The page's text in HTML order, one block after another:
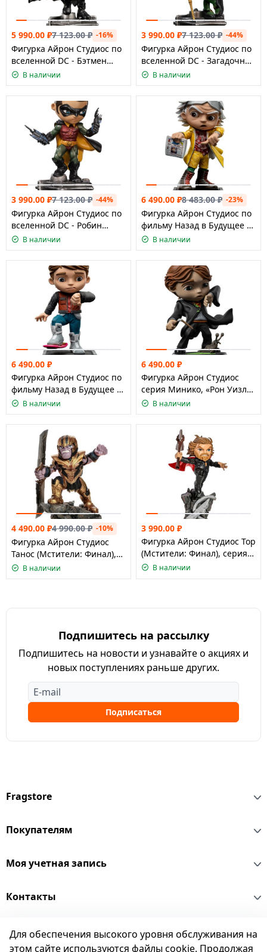
5 990.00 ₽7 123.00₽ -16%
Фигурка Айрон Студиос по
вселенной DC - Бэтмен
Минико
В наличии
3 990.00 ₽7 123.00₽ -44%
Фигурка Айрон Студиос по
вселенной DC - Загадочник
Минико
В наличии
3 990.00 ₽7 123.00₽ -44%
Фигурка Айрон Студиос по
вселенной DC - Робин
Минико
В наличии
6 490.00 ₽8 483.00₽ -23%
Фигурка Айрон Студиос по
фильму Назад в Будущее 2
- Доктор Браун Минико
В наличии
6 490.00 ₽
Фигурка Айрон Студиос по
фильму Назад в Будущее 2
- Марти МакФлай Минико
В наличии
6 490.00 ₽
Фигурка Айрон Студиос
серия Минико, «Рон Уизли
со сломанной палочкой»
Гарри Поттер/ Iron Studios
& M
В наличии
4 490.00 ₽4 990.00₽ -10%
Фигурка Айрон Студиос
Танос (Мстители: Финал),
серия Минико/ Iron Studios
& Minico Avengers:
В наличии
3 990.00 ₽
Фигурка Айрон Студиос Тор
(Мстители: Финал), серия
Минико/ Iron Studios &
Minico Avengers: Endgame
В наличии
Подпишитесь на рассылку
Подпишитесь на новости и узнавайте о акциях и
новых поступлениях раньше других.
Подписаться
Fragstore
Покупателям
Моя учетная запись
Контакты
© 2004 - 2026 Fragstore
Для обеспечения высокого уровня обслуживания на
этом сайте используются файлы cookie. Продолжая